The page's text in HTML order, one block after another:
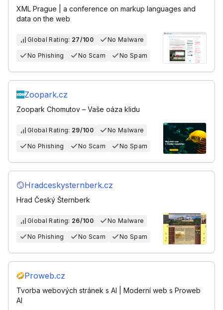
XML Prague | a conference on markup languages and
data on the web
Global Rating: 27/100 No Malware
No Phishing No Scam No Spam
Zoopark.cz
Zoopark Chomutov – Vaše oáza klidu
Global Rating: 29/100 No Malware
No Phishing No Scam No Spam
Hradceskysternberk.cz
Hrad Český Šternberk
Global Rating: 26/100 No Malware
No Phishing No Scam No Spam
Proweb.cz
Tvorba webových stránek s AI | Moderní web s Proweb
AI